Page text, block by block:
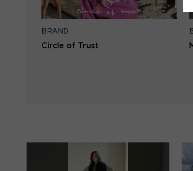
BRAND
Circle of Trust